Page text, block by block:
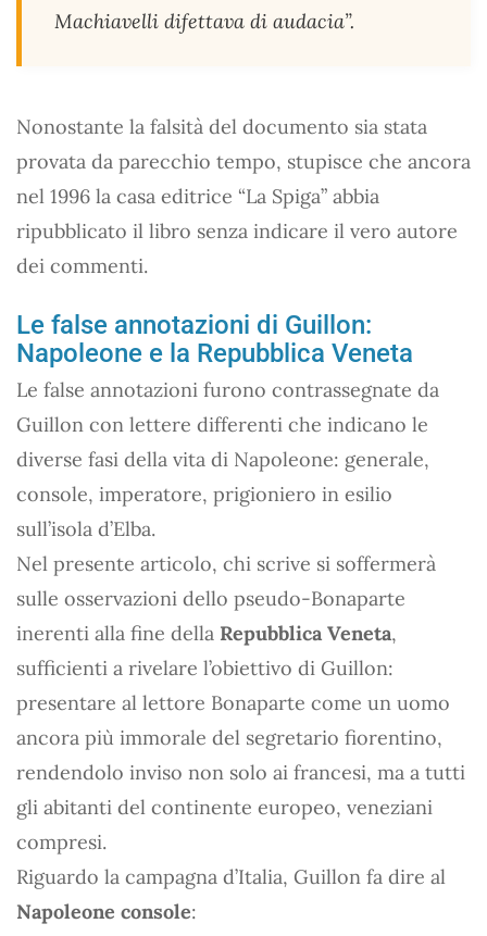
Machiavelli difettava di audacia”.
Nonostante la falsità del documento sia stata
provata da parecchio tempo, stupisce che ancora
nel 1996 la casa editrice “La Spiga” abbia
ripubblicato il libro senza indicare il vero autore
dei commenti.
Le false annotazioni di Guillon:
Napoleone e la Repubblica Veneta
Le false annotazioni furono contrassegnate da
Guillon con lettere differenti che indicano le
diverse fasi della vita di Napoleone: generale,
console, imperatore, prigioniero in esilio
sull’isola d’Elba.
Nel presente articolo, chi scrive si soffermerà
sulle osservazioni dello pseudo-Bonaparte
inerenti alla fine della Repubblica Veneta,
sufficienti a rivelare l’obiettivo di Guillon:
presentare al lettore Bonaparte come un uomo
ancora più immorale del segretario fiorentino,
rendendolo inviso non solo ai francesi, ma a tutti
gli abitanti del continente europeo, veneziani
compresi.
Riguardo la campagna d’Italia, Guillon fa dire al
Napoleone console: